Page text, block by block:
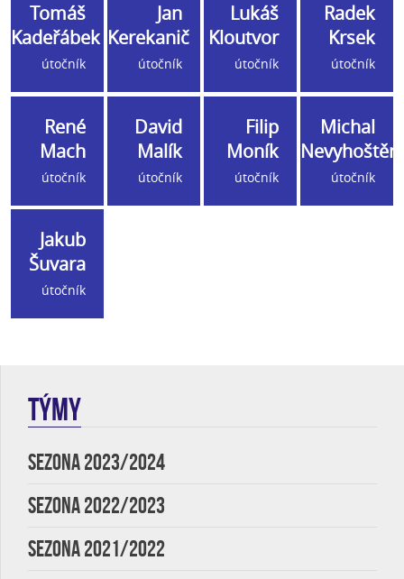
Tomáš
Kadeřábek
útočník
Jan
Kerekanič
útočník
Lukáš
Kloutvor
útočník
Radek
Krsek
útočník
René
Mach
útočník
David
Malík
útočník
Filip
Moník
útočník
Michal
útočník
Jakub
Šuvara
útočník
TÝMY
SEZONA 2023/2024
SEZONA 2022/2023
SEZONA 2021/2022